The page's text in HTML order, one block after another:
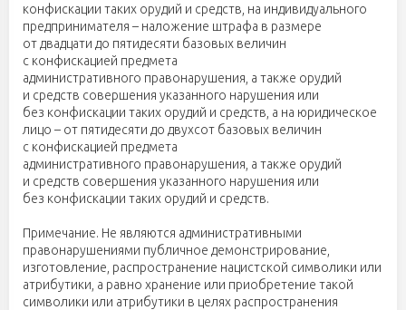
конфискации таких орудий и средств, на индивидуального
предпринимателя – наложение штрафа в размере
от двадцати до пятидесяти базовых величин
с конфискацией предмета
административного правонарушения, а также орудий
и средств совершения указанного нарушения или
без конфискации таких орудий и средств, а на юридическое
лицо – от пятидесяти до двухсот базовых величин
с конфискацией предмета
административного правонарушения, а также орудий
и средств совершения указанного нарушения или
без конфискации таких орудий и средств.
Примечание. Не являются административными
правонарушениями публичное демонстрирование,
изготовление, распространение нацистской символики или
атрибутики, а равно хранение или приобретение такой
символики или атрибутики в целях распространения